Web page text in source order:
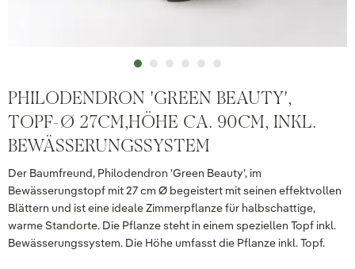
PHILODENDRON 'GREEN BEAUTY',
TOPF-Ø 27CM,HÖHE CA. 90CM, INKL.
BEWÄSSERUNGSSYSTEM
Der Baumfreund, Philodendron 'Green Beauty', im
Bewässerungstopf mit 27 cm Ø begeistert mit seinen effektvollen
Blättern und ist eine ideale Zimmerpflanze für halbschattige,
warme Standorte. Die Pflanze steht in einem speziellen Topf inkl.
Bewässerungssystem. Die Höhe umfasst die Pflanze inkl. Topf.